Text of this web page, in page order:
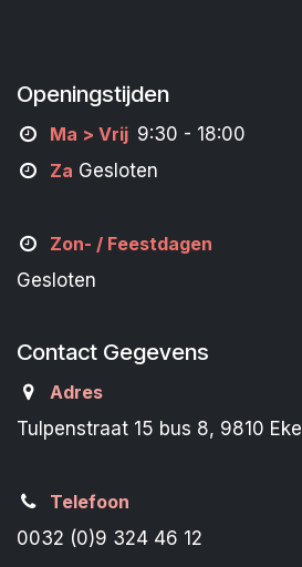
Openingstijden
Ma > Vrij 9:30 - 18:00
Za Gesloten
Zon- / Feestdagen
Gesloten
Contact Gegevens
Adres
Tulpenstraat 15 bus 8, 9810 Eke
Telefoon
0032 (0)9 324 46 12